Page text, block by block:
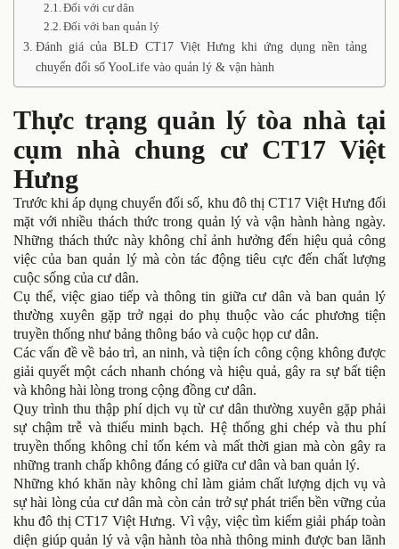
Đối với cư dân
Đối với ban quản lý
Đánh giá của BLĐ CT17 Việt Hưng khi ứng dụng nền tảng
chuyển đổi số YooLife vào quản lý & vận hành
Thực trạng quản lý tòa nhà tại
cụm nhà chung cư CT17 Việt
Hưng
Trước khi áp dụng chuyển đổi số, khu đô thị CT17 Việt Hưng đối
mặt với nhiều thách thức trong quản lý và vận hành hàng ngày.
Những thách thức này không chỉ ảnh hưởng đến hiệu quả công
việc của ban quản lý mà còn tác động tiêu cực đến chất lượng
cuộc sống của cư dân.
Cụ thể, việc giao tiếp và thông tin giữa cư dân và ban quản lý
thường xuyên gặp trở ngại do phụ thuộc vào các phương tiện
truyền thống như bảng thông báo và cuộc họp cư dân.
Các vấn đề về bảo trì, an ninh, và tiện ích công cộng không được
giải quyết một cách nhanh chóng và hiệu quả, gây ra sự bất tiện
và không hài lòng trong cộng đồng cư dân.
Quy trình thu thập phí dịch vụ từ cư dân thường xuyên gặp phải
sự chậm trễ và thiếu minh bạch. Hệ thống ghi chép và thu phí
truyền thống không chỉ tốn kém và mất thời gian mà còn gây ra
những tranh chấp không đáng có giữa cư dân và ban quản lý.
Những khó khăn này không chỉ làm giảm chất lượng dịch vụ và
sự hài lòng của cư dân mà còn cản trở sự phát triển bền vững của
khu đô thị CT17 Việt Hưng. Vì vậy, việc tìm kiếm giải pháp toàn
diện giúp quản lý và vận hành tòa nhà thông minh được ban lãnh